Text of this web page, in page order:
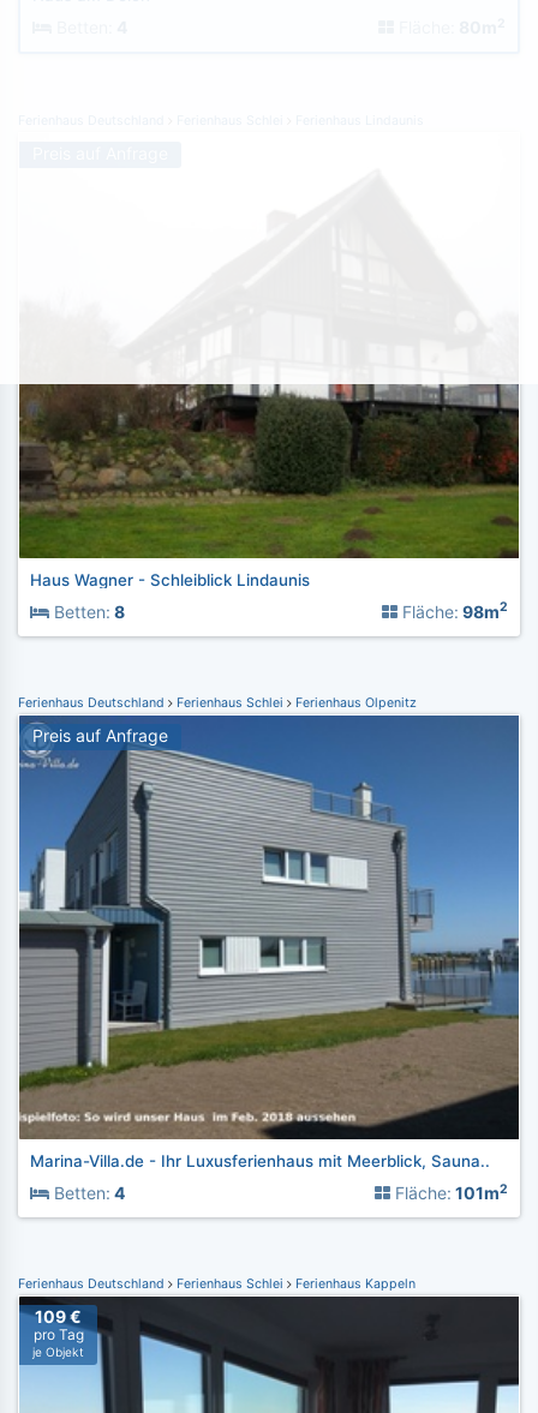
Haus Wagner - Schleiblick Lindaunis
Betten: 8 Fläche: 98m2
Ferienhaus Deutschland Ferienhaus Schlei Ferienhaus Olpenitz
Preis auf Anfrage
Marina-Villa.de - Ihr Luxusferienhaus mit Meerblick, Sauna..
Betten: 4 Fläche: 101m2
Ferienhaus Deutschland Ferienhaus Schlei Ferienhaus Kappeln
109 €
pro Tag
je Objekt